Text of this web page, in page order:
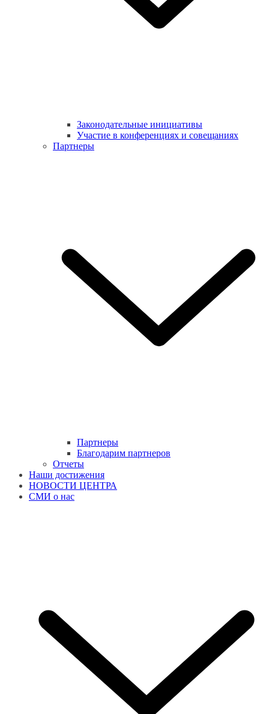
Законодательные инициативы
Участие в конференциях и совещаниях
Партнеры
Партнеры
Благодарим партнеров
Отчеты
Наши достижения
НОВОСТИ ЦЕНТРА
СМИ о нас